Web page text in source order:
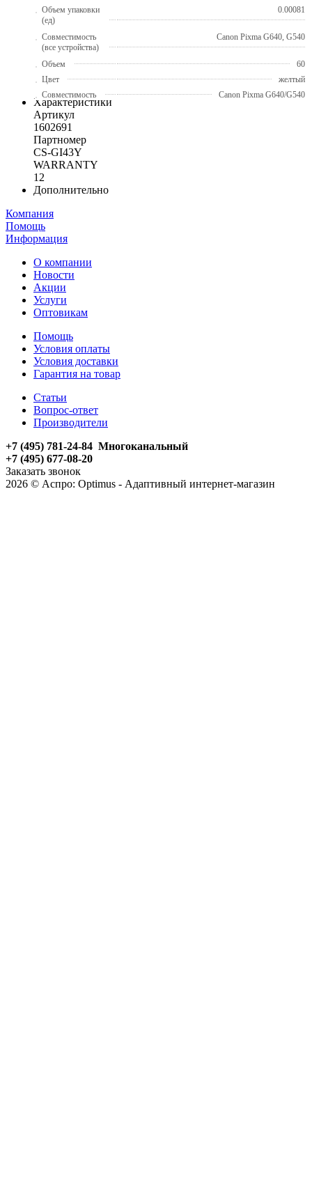
Объем упаковки
(ед)
0.00081
Совместимость
(все устройства)
Canon Pixma G640, G540
Объем
60
Цвет
желтый
Совместимость
Canon Pixma G640/G540
Характеристики
Артикул
1602691
Партномер
CS-GI43Y
WARRANTY
12
Дополнительно
Компания
Помощь
Информация
О компании
Новости
Акции
Услуги
Оптовикам
Помощь
Условия оплаты
Условия доставки
Гарантия на товар
Статьи
Вопрос-ответ
Производители
+7 (495) 781-24-84 Многоканальный
+7 (495) 677-08-20
Заказать звонок
2026 © Аспро: Optimus - Адаптивный интернет-магазин